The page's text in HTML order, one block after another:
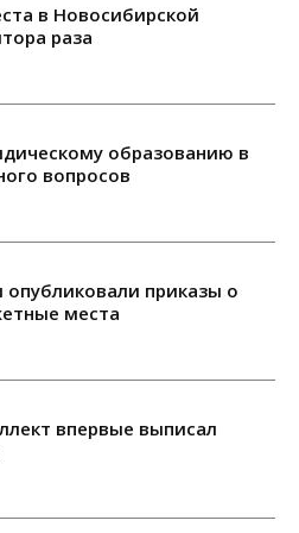
в Новосибирской
раза
образованию в
вопросов
приказы о
места
впервые выписал